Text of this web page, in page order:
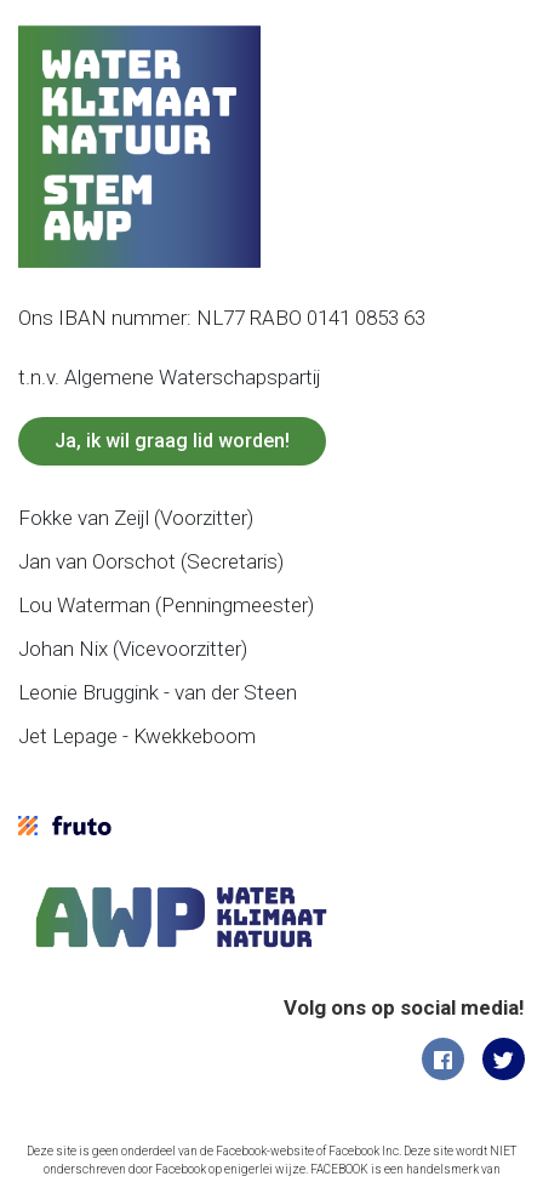
Ons IBAN nummer: NL77 RABO 0141 0853 63
t.n.v. Algemene Waterschapspartij
Ja, ik wil graag lid worden!
Fokke van Zeijl (Voorzitter)
Jan van Oorschot (Secretaris)
Lou Waterman (Penningmeester)
Johan Nix (Vicevoorzitter)
Leonie Bruggink - van der Steen
Jet Lepage - Kwekkeboom
Volg ons op social media!
Deze site is geen onderdeel van de Facebook-website of Facebook Inc. Deze site wordt NIET
onderschreven door Facebook op enigerlei wijze. FACEBOOK is een handelsmerk van